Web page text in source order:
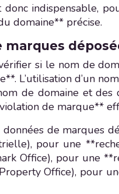
donc indispensable,
domaine** précise.
marques
si le nom de
L’utilisation d’un
de domaine et des
de marque**
de marques
pour une
Office), pour une
Office), pour